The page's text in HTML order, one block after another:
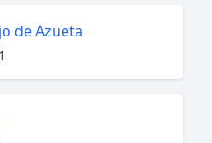
de Azueta